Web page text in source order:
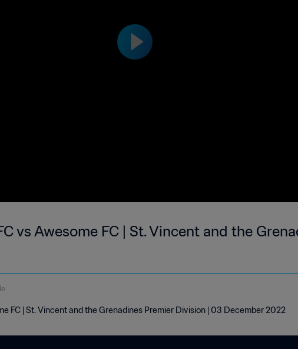
vs Awesome FC | St. Vincent and the
FC | St. Vincent and the Grenadines Premier Division | 03 December 2022